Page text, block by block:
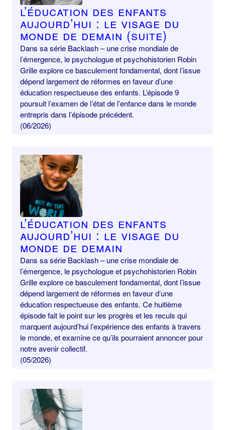
L’éducation des enfants
aujourd’hui : le visage du
monde de demain (suite)
Dans sa série Backlash – une crise mondiale de
l’émergence, le psychologue et psychohistorien Robin
Grille explore ce basculement fondamental, dont l’issue
dépend largement de réformes en faveur d’une
éducation respectueuse des enfants. L’épisode 9
poursuit l’examen de l’état de l’enfance dans le monde
entrepris dans l’épisode précédent.
(06/2026)
L’éducation des enfants
aujourd’hui : le visage du
monde de demain
Dans sa série Backlash – une crise mondiale de
l’émergence, le psychologue et psychohistorien Robin
Grille explore ce basculement fondamental, dont l’issue
dépend largement de réformes en faveur d’une
éducation respectueuse des enfants. Ce huitième
épisode fait le point sur les progrès et les reculs qui
marquent aujourd’hui l’expérience des enfants à travers
le monde, et examine ce qu’ils pourraient annoncer pour
notre avenir collectif.
(05/2026)